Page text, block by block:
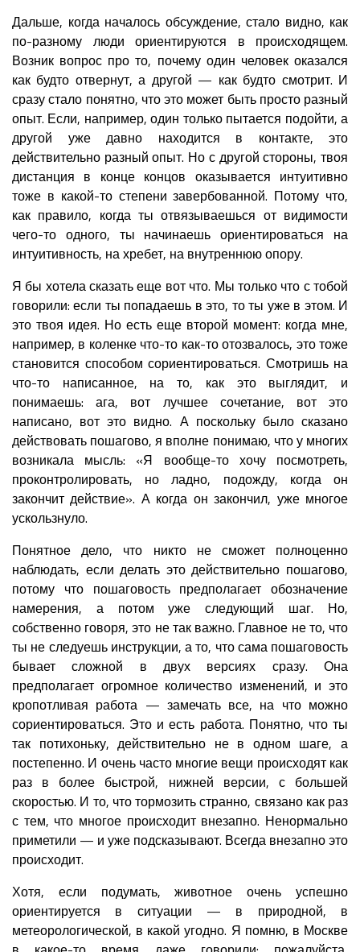
Дальше, когда началось обсуждение, стало видно, как
по-разному люди ориентируются в происходящем.
Возник вопрос про то, почему один человек оказался
как будто отвернут, а другой — как будто смотрит. И
сразу стало понятно, что это может быть просто разный
опыт. Если, например, один только пытается подойти, а
другой уже давно находится в контакте, это
действительно разный опыт. Но с другой стороны, твоя
дистанция в конце концов оказывается интуитивно
тоже в какой-то степени завербованной. Потому что,
как правило, когда ты отвязываешься от видимости
чего-то одного, ты начинаешь ориентироваться на
интуитивность, на хребет, на внутреннюю опору.
Я бы хотела сказать еще вот что. Мы только что с тобой
говорили: если ты попадаешь в это, то ты уже в этом. И
это твоя идея. Но есть еще второй момент: когда мне,
например, в коленке что-то как-то отозвалось, это тоже
становится способом сориентироваться. Смотришь на
что-то написанное, на то, как это выглядит, и
понимаешь: ага, вот лучшее сочетание, вот это
написано, вот это видно. А поскольку было сказано
действовать пошагово, я вполне понимаю, что у многих
возникала мысль: «Я вообще-то хочу посмотреть,
проконтролировать, но ладно, подожду, когда он
закончит действие». А когда он закончил, уже многое
ускользнуло.
Понятное дело, что никто не сможет полноценно
наблюдать, если делать это действительно пошагово,
потому что пошаговость предполагает обозначение
намерения, а потом уже следующий шаг. Но,
собственно говоря, это не так важно. Главное не то, что
ты не следуешь инструкции, а то, что сама пошаговость
бывает сложной в двух версиях сразу. Она
предполагает огромное количество изменений, и это
кропотливая работа — замечать все, на что можно
сориентироваться. Это и есть работа. Понятно, что ты
так потихоньку, действительно не в одном шаге, а
постепенно. И очень часто многие вещи происходят как
раз в более быстрой, нижней версии, с большей
скоростью. И то, что тормозить странно, связано как раз
с тем, что многое происходит внезапно. Ненормально
приметили — и уже подсказывают. Всегда внезапно это
происходит.
Хотя, если подумать, животное очень успешно
ориентируется в ситуации — в природной, в
метеорологической, в какой угодно. Я помню, в Москве